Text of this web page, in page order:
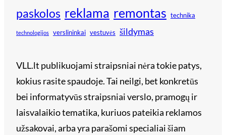
paskolos reklama remontas technika
technologijos verslininkai vestuvės šildymas
VLL.lt publikuojami straipsniai nėra tokie patys,
kokius rasite spaudoje. Tai neilgi, bet konkretūs
bei informatyvūs straipsniai verslo, pramogų ir
laisvalaikio tematika, kuriuos pateikia reklamos
užsakovai, arba yra parašomi specialiai šiam